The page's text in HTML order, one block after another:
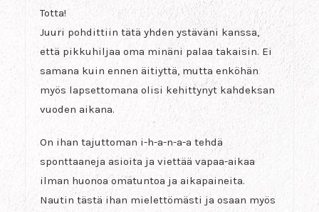
Totta!
Juuri pohdittiin tätä yhden ystäväni kanssa,
että pikkuhiljaa oma minäni palaa takaisin. Ei
samana kuin ennen äitiyttä, mutta enköhän
myös lapsettomana olisi kehittynyt kahdeksan
vuoden aikana.
On ihan tajuttoman i-h-a-n-a-a tehdä
sponttaaneja asioita ja viettää vapaa-aikaa
ilman huonoa omatuntoa ja aikapaineita.
Nautin tästä ihan mielettömästi ja osaan myös